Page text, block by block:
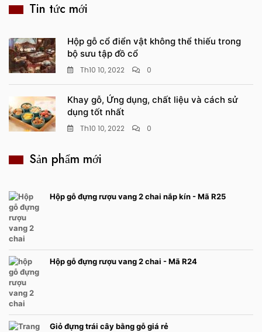
Tin tức mới
Hộp gỗ cổ điển vật không thể thiếu trong
bộ sưu tập đồ cổ
Th10 10, 2022 0
Khay gỗ, Ứng dụng, chất liệu và cách sử
dụng tốt nhất
Th10 10, 2022 0
Sản phẩm mới
Hộp gỗ đựng rượu vang 2 chai nắp kín - Mã R25
Hộp gỗ đựng rượu vang 2 chai - Mã R24
Giỏ đựng trái cây bằng gỗ giá rẻ